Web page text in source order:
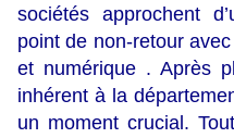
sociétés approchent
point de non-retour
et numérique . Après
inhérent à la
un moment crucial.